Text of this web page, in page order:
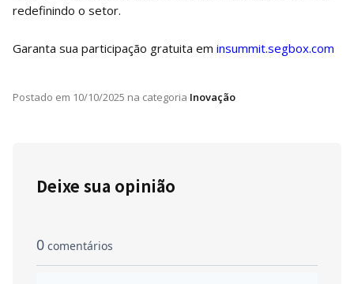
redefinindo o setor.
Garanta sua participação gratuita em insummit.segbox.com
Postado em 10/10/2025 na categoria Inovação
Deixe sua opinião